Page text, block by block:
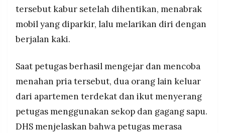
©
2026
PT.
MEDIA
PRAMUDITA
tersebut kabur setelah dihentikan, menabrak
mobil yang diparkir, lalu melarikan diri dengan
berjalan kaki.
Saat petugas berhasil mengejar dan mencoba
menahan pria tersebut, dua orang lain keluar
dari apartemen terdekat dan ikut menyerang
petugas menggunakan sekop dan gagang sapu.
DHS menjelaskan bahwa petugas merasa